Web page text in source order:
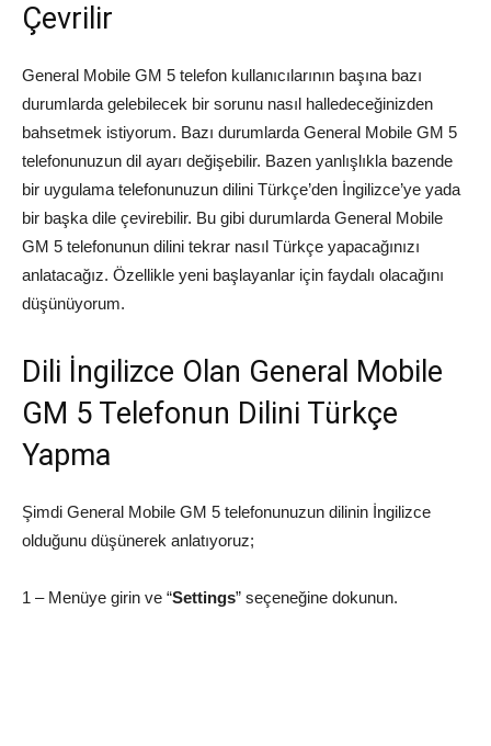
Çevrilir
General Mobile GM 5 telefon kullanıcılarının başına bazı
durumlarda gelebilecek bir sorunu nasıl halledeceğinizden
bahsetmek istiyorum. Bazı durumlarda General Mobile GM 5
telefonunuzun dil ayarı değişebilir. Bazen yanlışlıkla bazende
bir uygulama telefonunuzun dilini Türkçe’den İngilizce’ye yada
bir başka dile çevirebilir. Bu gibi durumlarda General Mobile
GM 5 telefonunun dilini tekrar nasıl Türkçe yapacağınızı
anlatacağız. Özellikle yeni başlayanlar için faydalı olacağını
düşünüyorum.
Dili İngilizce Olan General Mobile
GM 5 Telefonun Dilini Türkçe
Yapma
Şimdi General Mobile GM 5 telefonunuzun dilinin İngilizce
olduğunu düşünerek anlatıyoruz;
1 – Menüye girin ve “Settings” seçeneğine dokunun.